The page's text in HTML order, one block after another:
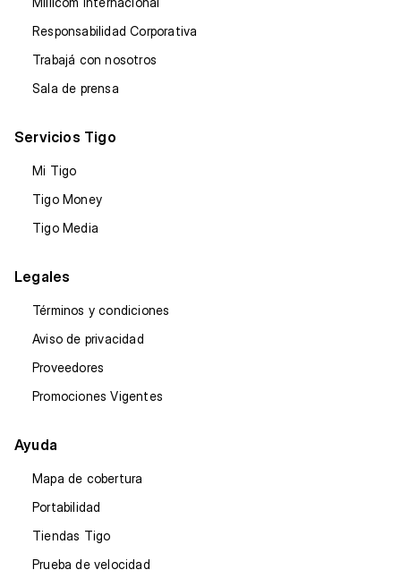
Responsabilidad Corporativa
Trabajá con nosotros
Sala de prensa
Servicios Tigo
Mi Tigo
Tigo Money
Tigo Media
Legales
Términos y condiciones
Aviso de privacidad
Proveedores
Promociones Vigentes
Ayuda
Mapa de cobertura
Portabilidad
Tiendas Tigo
Prueba de velocidad